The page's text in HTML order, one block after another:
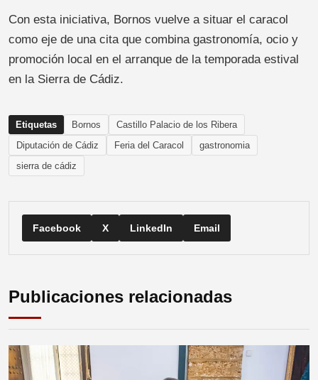
Con esta iniciativa, Bornos vuelve a situar el caracol
como eje de una cita que combina gastronomía, ocio y
promoción local en el arranque de la temporada estival
en la Sierra de Cádiz.
Etiquetas Bornos
Castillo Palacio de los Ribera
Diputación de Cádiz
Feria del Caracol
gastronomia
sierra de cádiz
Facebook X LinkedIn Email
Publicaciones relacionadas